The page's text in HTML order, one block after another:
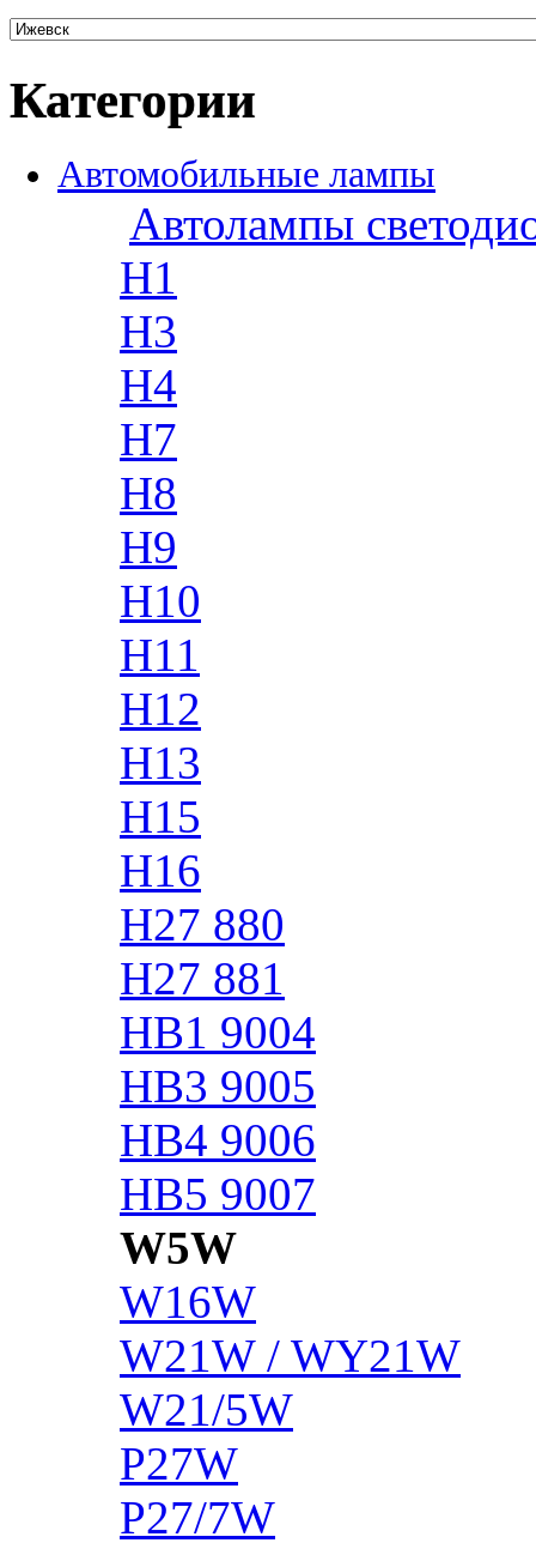
Категории
Автомобильные лампы
Автолампы
H1
H3
H4
H7
H8
H9
H10
H11
H12
H13
H15
H16
H27 880
H27 881
HB1 9004
HB3 9005
HB4 9006
HB5 9007
W5W
W16W
W21W / WY21W
W21/5W
P27W
P27/7W